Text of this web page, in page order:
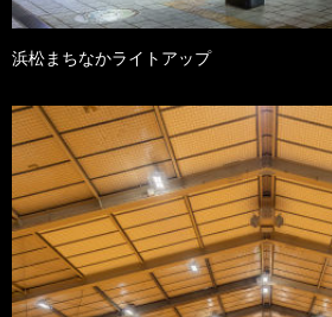
浜松まちなかライトアップ